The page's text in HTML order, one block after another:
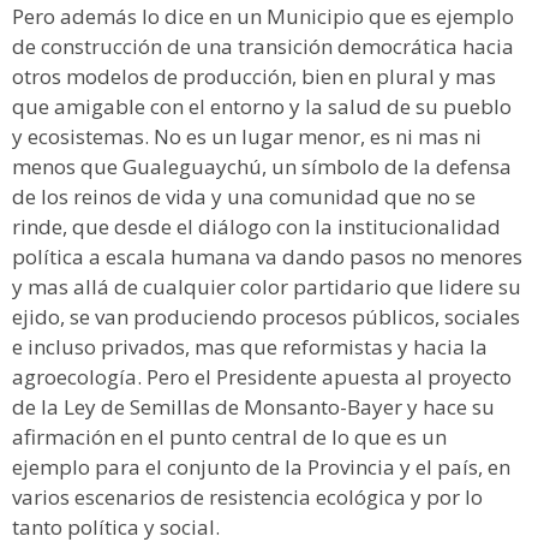
Pero además lo dice en un Municipio que es ejemplo
de construcción de una transición democrática hacia
otros modelos de producción, bien en plural y mas
que amigable con el entorno y la salud de su pueblo
y ecosistemas. No es un lugar menor, es ni mas ni
menos que Gualeguaychú, un símbolo de la defensa
de los reinos de vida y una comunidad que no se
rinde, que desde el diálogo con la institucionalidad
política a escala humana va dando pasos no menores
y mas allá de cualquier color partidario que lidere su
ejido, se van produciendo procesos públicos, sociales
e incluso privados, mas que reformistas y hacia la
agroecología. Pero el Presidente apuesta al proyecto
de la Ley de Semillas de Monsanto-Bayer y hace su
afirmación en el punto central de lo que es un
ejemplo para el conjunto de la Provincia y el país, en
varios escenarios de resistencia ecológica y por lo
tanto política y social.